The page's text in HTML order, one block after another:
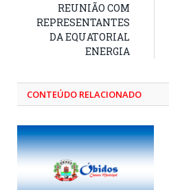
REUNIÃO COM
REPRESENTANTES
DA EQUATORIAL
ENERGIA
CONTEÚDO RELACIONADO